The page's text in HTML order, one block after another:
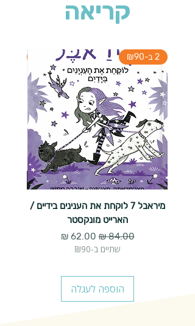
קריאה
2 ב-₪90
מיראבל 7 לוקחת את הענינים בידיים /
הארייט מונקסטר
מחיר רגיל‏84.00 ‏₪ מחיר מבצע
שתיים ב-₪90
הוספה לעגלה